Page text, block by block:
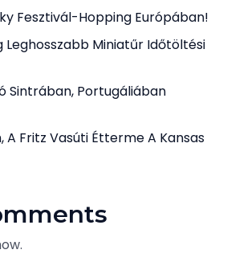
Fesztivál-Hopping Európában!
Leghosszabb Miniatűr Időtöltési
Sintrában, Portugáliában
A Fritz Vasúti Étterme A Kansas